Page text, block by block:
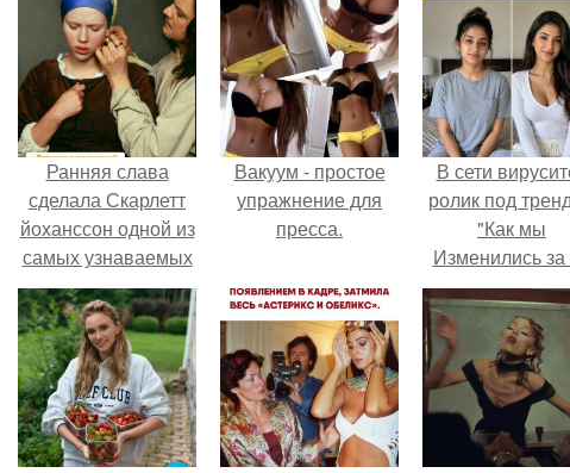
Ранняя слава
сделала Скарлетт
йоханссон одной из
самых узнаваемых
актрис голливуда,
но за глянцевым
фасадом
скрывалась
огромная
неуверенность.
Вакуум - простое
упражнение для
пресса.
В сети
ролик под
"Как мы
Изменились за
лет".